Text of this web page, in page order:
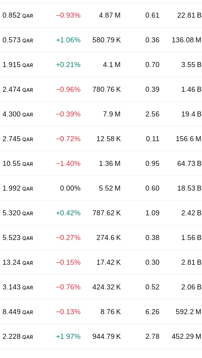
0.852 QAR −0.93% 4.87 M 0.61 22.81 B
0.573 QAR +1.06% 580.79 K 0.36 136.08 M
1.915 QAR +0.21% 4.1 M 0.70 3.55 B
2.474 QAR −0.96% 780.76 K 0.39 1.46 B
4.300 QAR −0.39% 7.9 M 2.56 19.4 B
2.745 QAR −0.72% 12.58 K 0.11 156.6 M
10.55 QAR −1.40% 1.36 M 0.95 64.73 B
1.992 QAR 0.00% 5.52 M 0.60 18.53 B
5.320 QAR +0.42% 787.62 K 1.09 2.42 B
5.523 QAR −0.27% 274.6 K 0.38 1.56 B
13.24 QAR −0.15% 17.42 K 0.30 2.81 B
3.143 QAR −0.76% 424.32 K 0.52 2.06 B
8.449 QAR −0.13% 8.76 K 6.26 592.2 M
2.228 QAR +1.97% 944.79 K 2.78 452.29 M